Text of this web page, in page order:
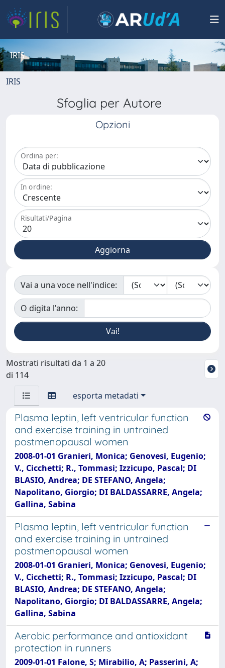
IRIS
IRIS
Sfoglia per Autore
Opzioni
Ordina per:
In ordine:
Risultati/Pagina
Vai a una voce nell'indice:
O digita l'anno:
Mostrati risultati da 1 a 20
di 114
esporta metadati
Plasma leptin, left ventricular function
and exercise training in untrained
postmenopausal women
2008-01-01 Granieri, Monica; Genovesi, Eugenio;
V., Cicchetti; R., Tommasi; Izzicupo, Pascal; DI
BLASIO, Andrea; DE STEFANO, Angela;
Napolitano, Giorgio; DI BALDASSARRE, Angela;
Gallina, Sabina
Plasma leptin, left ventricular function
and exercise training in untrained
postmenopausal women
2008-01-01 Granieri, Monica; Genovesi, Eugenio;
V., Cicchetti; R., Tommasi; Izzicupo, Pascal; DI
BLASIO, Andrea; DE STEFANO, Angela;
Napolitano, Giorgio; DI BALDASSARRE, Angela;
Gallina, Sabina
Aerobic performance and antioxidant
protection in runners
2009-01-01 Falone, S; Mirabilio, A; Passerini, A;